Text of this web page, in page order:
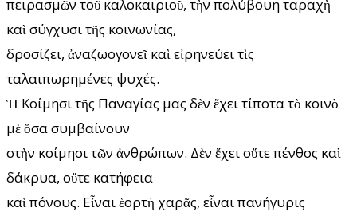
πειρασμῶν τοῦ καλοκαιριοῦ, τὴν πολύβουη ταραχὴ
καὶ σύγχυσι τῆς κοινωνίας,
δροσίζει, ἀναζωογονεῖ καὶ εἰρηνεύει τὶς
ταλαιπωρημένες ψυχές.
Ἡ Κοίμησι τῆς Παναγίας μας δὲν ἔχει τίποτα τὸ κοινὸ
μὲ ὅσα συμβαίνουν
στὴν κοίμησι τῶν ἀνθρώπων. Δὲν ἔχει οὔτε πένθος καὶ
δάκρυα, οὔτε κατήφεια
καὶ πόνους. Εἶναι ἑορτὴ χαρᾶς, εἶναι πανήγυρις